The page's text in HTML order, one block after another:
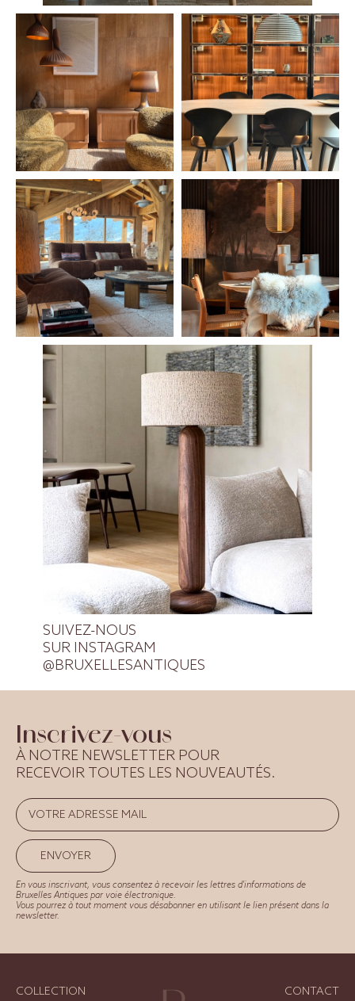
SUIVEZ-NOUS
SUR INSTAGRAM
@BRUXELLESANTIQUES
Inscrivez-vous
À NOTRE NEWSLETTER POUR
RECEVOIR TOUTES LES NOUVEAUTÉS.
ENVOYER
En vous inscrivant, vous consentez à recevoir les lettres d'informations de
Bruxelles Antiques par voie électronique.
Vous pourrez à tout moment vous désabonner en utilisant le lien présent dans la
newsletter.
COLLECTION CONTACT